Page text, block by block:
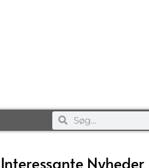
Interessante Nyheder